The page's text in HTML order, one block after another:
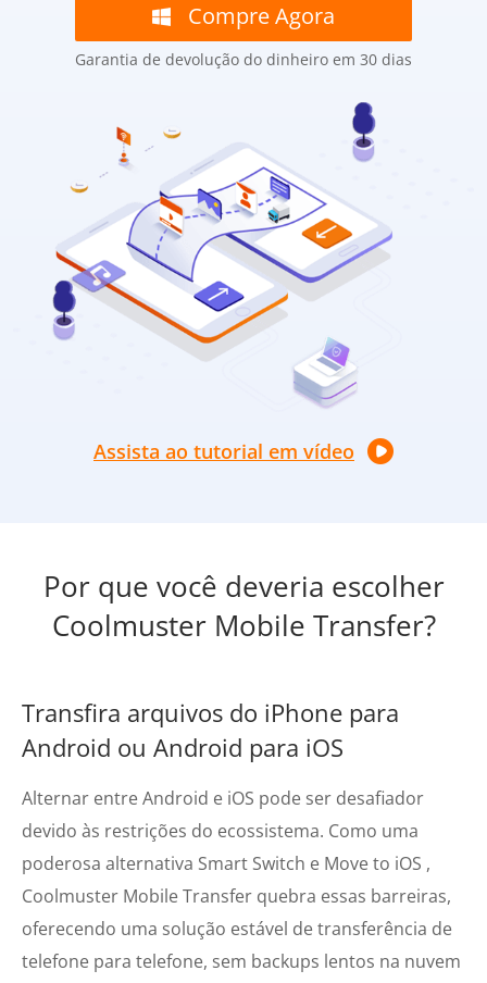
Compre Agora
Garantia de devolução do dinheiro em 30 dias
Assista ao tutorial em vídeo
Por que você deveria escolher
Coolmuster Mobile Transfer?
Transfira arquivos do iPhone para
Android ou Android para iOS
Alternar entre Android e iOS pode ser desafiador
devido às restrições do ecossistema. Como uma
poderosa alternativa Smart Switch e Move to iOS ,
Coolmuster Mobile Transfer quebra essas barreiras,
oferecendo uma solução estável de transferência de
telefone para telefone, sem backups lentos na nuvem